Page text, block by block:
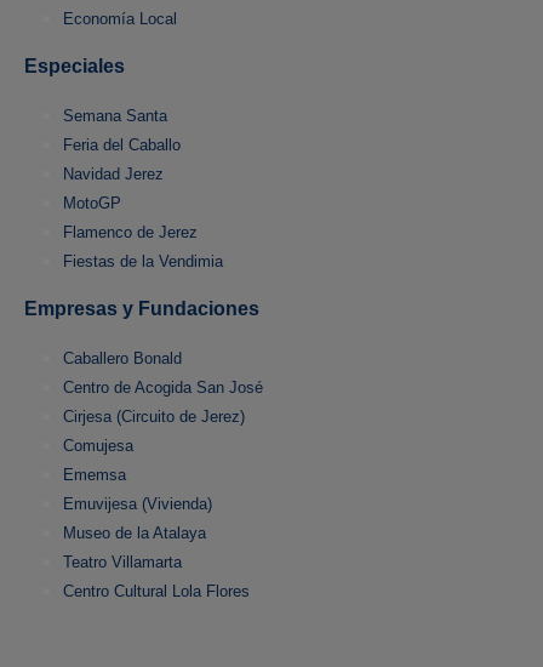
Economía Local
Especiales
Semana Santa
Feria del Caballo
Navidad Jerez
MotoGP
Flamenco de Jerez
Fiestas de la Vendimia
Empresas y Fundaciones
Caballero Bonald
Centro de Acogida San José
Cirjesa (Circuito de Jerez)
Comujesa
Ememsa
Emuvijesa (Vivienda)
Museo de la Atalaya
Teatro Villamarta
Centro Cultural Lola Flores